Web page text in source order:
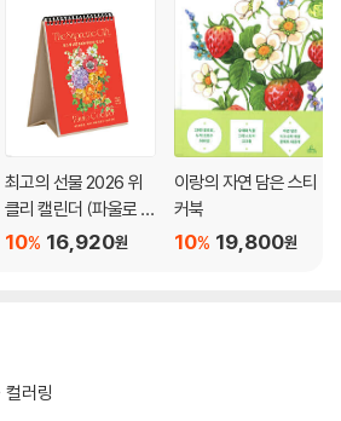
최고의 선물 2026 위
클리 캘린더 (파울로 코
엘료 에디션)
16,920원
10%
이랑의 자연 담은 스티
커북
19,800원
10%
컬러링